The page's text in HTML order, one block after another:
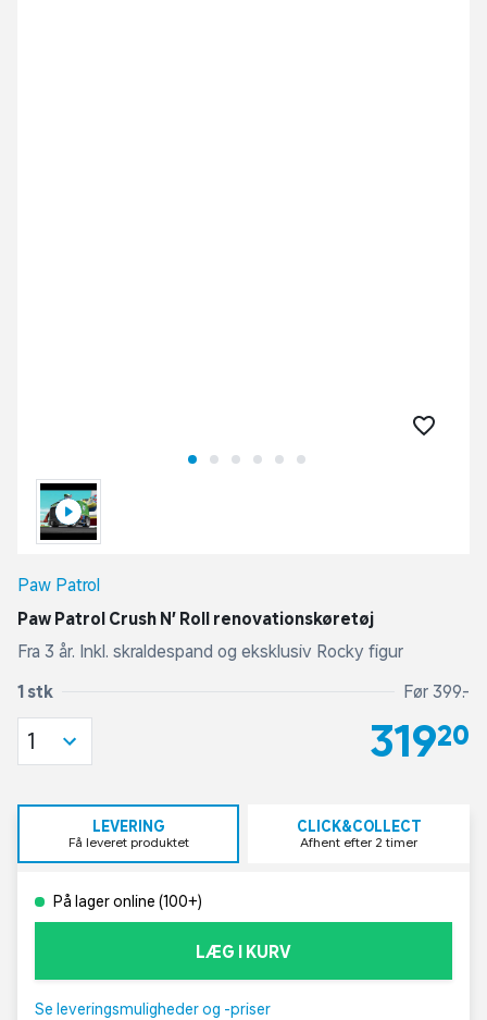
Paw Patrol
Paw Patrol Crush N’ Roll renovationskøretøj
Fra 3 år. Inkl. skraldespand og eksklusiv Rocky figur
1 stk Før 399,-
319,20
1
LEVERING
Få leveret produktet
CLICK&COLLECT
Afhent efter 2 timer
På lager online (100+)
LÆG I KURV
Se leveringsmuligheder og -priser